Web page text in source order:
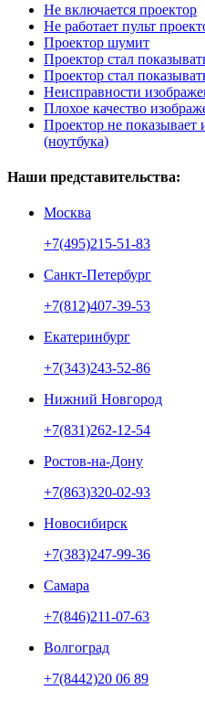
Не включается проектор
Не работает пульт
Проектор шумит
Проектор стал
Проектор стал
Неисправности
Плохое качество
Проектор не показывает
(ноутбука)
Наши представительства:
Москва
+7(495)215-51-83
Санкт-Петербург
+7(812)407-39-53
Екатеринбург
+7(343)243-52-86
Нижний Новгород
+7(831)262-12-54
Ростов-на-Дону
+7(863)320-02-93
Новосибирск
+7(383)247-99-36
Самара
+7(846)211-07-63
Волгоград
+7(8442)20 06 89